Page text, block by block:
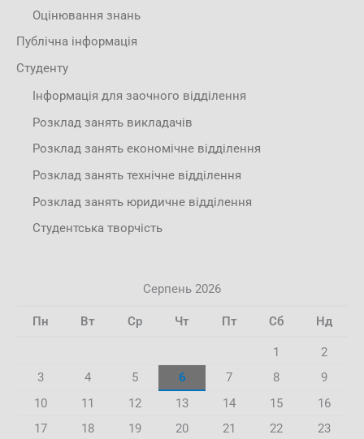
Оцінювання знань
Публічна інформація
Студенту
Інформація для заочного відділення
Розклад занять викладачів
Розклад занять економічне відділення
Розклад занять технічне відділення
Розклад занять юридичне відділення
Студентська творчість
Серпень 2026
Пн Вт Ср Чт Пт Сб Нд
1
2
3
4 5 6 7 8
9
10
11 12 13 14 15
16
17
18 19 20 21 22
23